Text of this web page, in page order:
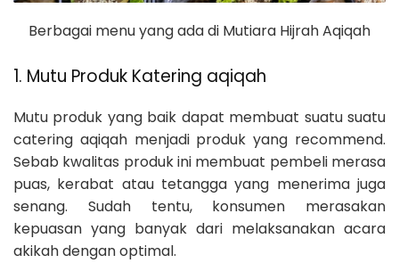
Berbagai menu yang ada di Mutiara Hijrah Aqiqah
1. Mutu Produk Katering aqiqah
Mutu produk yang baik dapat membuat suatu suatu
catering aqiqah menjadi produk yang recommend.
Sebab kwalitas produk ini membuat pembeli merasa
puas, kerabat atau tetangga yang menerima juga
senang. Sudah tentu, konsumen merasakan
kepuasan yang banyak dari melaksanakan acara
akikah dengan optimal.